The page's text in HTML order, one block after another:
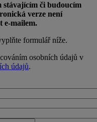
stávajícím či budoucím
verze není
e-mailem.
formulář níže.
osobních údajů v
údajů.